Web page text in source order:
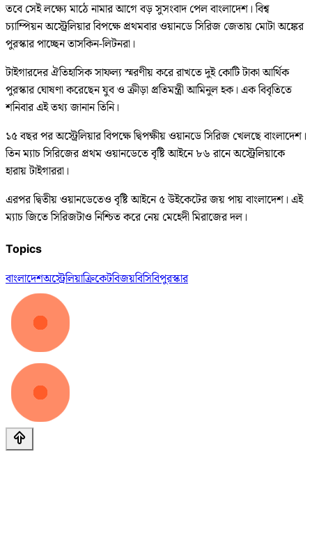
তবে সেই লক্ষ্যে মাঠে নামার আগে বড় সুসংবাদ পেল বাংলাদেশ। বিশ্ব
চ‍্যাম্পিয়ন অস্ট্রেলিয়ার বিপক্ষে প্রথমবার ওয়ানডে সিরিজ জেতায় মোটা অঙ্কের
পুরস্কার পাচ্ছেন তাসকিন-লিটনরা।
টাইগারদের ঐতিহাসিক সাফল্য স্মরণীয় করে রাখতে দুই কোটি টাকা আর্থিক
পুরস্কার ঘোষণা করেছেন যুব ও ক্রীড়া প্রতিমন্ত্রী আমিনুল হক। এক বিবৃতিতে
শনিবার এই তথ্য জানান তিনি।
১৫ বছর পর অস্ট্রেলিয়ার বিপক্ষে দ্বিপক্ষীয় ওয়ানডে সিরিজ খেলছে বাংলাদেশ।
তিন ম্যাচ সিরিজের প্রথম ওয়ানডেতে বৃষ্টি আইনে ৮৬ রানে অস্ট্রেলিয়াকে
হারায় টাইগাররা।
এরপর দ্বিতীয় ওয়ানডেতেও বৃষ্টি আইনে ৫ উইকেটের জয় পায় বাংলাদেশ। এই
ম্যাচ জিতে সিরিজটাও নিশ্চিত করে নেয় মেহেদী মিরাজের দল।
Topics
বাংলাদেশঅস্ট্রেলিয়াক্রিকেটবিজয়বিসিবিপুরস্কার